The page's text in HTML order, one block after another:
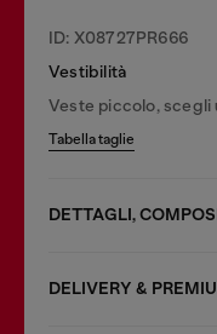
ID: X08727PR666
Vestibilità
Veste piccolo, scegli
Tabella taglie
DETTAGLI,
DELIVERY &